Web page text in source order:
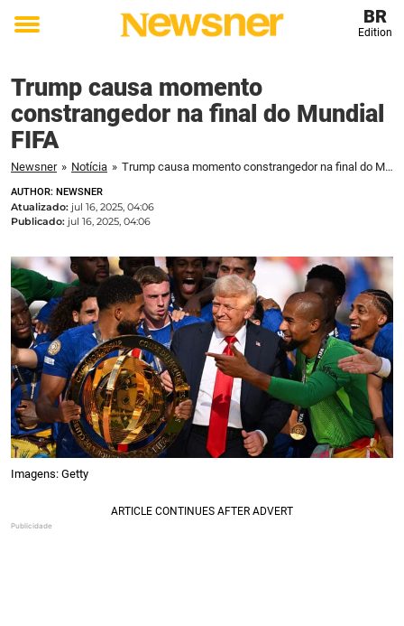
Toggle
BR
Edition
Trump causa momento
constrangedor na final do Mundial
FIFA
Newsner » Notícia » Trump causa momento constrangedor na final do Mundial FIFA
AUTHOR: NEWSNER
Atualizado: jul 16, 2025, 04:06
Publicado: jul 16, 2025, 04:06
Imagens: Getty